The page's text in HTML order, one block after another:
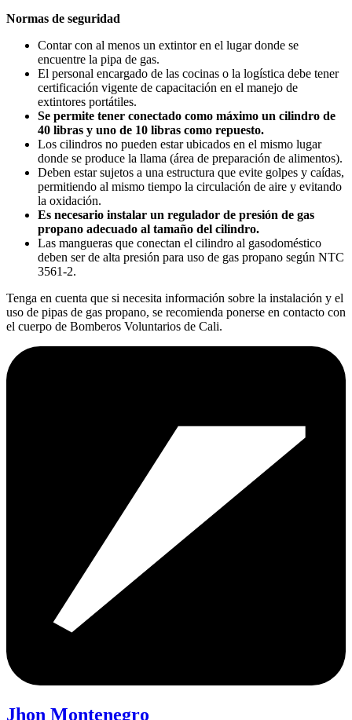
Normas de seguridad
Contar con al menos un extintor en el lugar donde se
encuentre la pipa de gas.
El personal encargado de las cocinas o la logística debe tener
certificación vigente de capacitación en el manejo de
extintores portátiles.
Se permite tener conectado como máximo un cilindro de
40 libras y uno de 10 libras como repuesto.
Los cilindros no pueden estar ubicados en el mismo lugar
donde se produce la llama (área de preparación de alimentos).
Deben estar sujetos a una estructura que evite golpes y caídas,
permitiendo al mismo tiempo la circulación de aire y evitando
la oxidación.
Es necesario instalar un regulador de presión de gas
propano adecuado al tamaño del cilindro.
Las mangueras que conectan el cilindro al gasodoméstico
deben ser de alta presión para uso de gas propano según NTC
3561-2.
Tenga en cuenta que si necesita información sobre la instalación y el
uso de pipas de gas propano, se recomienda ponerse en contacto con
el cuerpo de Bomberos Voluntarios de Cali.
Jhon Montenegro